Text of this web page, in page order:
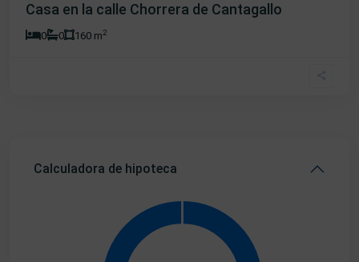
Casa en la calle Chorrera de Cantagallo
0 0 160 m2
Calculadora de hipoteca